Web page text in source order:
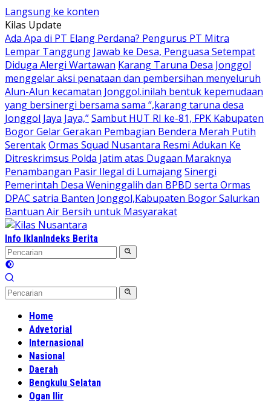
Langsung ke konten
Kilas Update
Ada Apa di PT Elang Perdana? Pengurus PT Mitra
Lempar Tanggung Jawab ke Desa, Penguasa Setempat
Diduga Alergi Wartawan Karang Taruna Desa Jonggol
menggelar aksi penataan dan pembersihan menyeluruh
Alun-Alun kecamatan Jonggol.inilah bentuk kepemudaan
yang bersinergi bersama sama “,karang taruna desa
Jonggol Jaya Jaya,”Sambut HUT RI ke-81, FPK Kabupaten
Bogor Gelar Gerakan Pembagian Bendera Merah Putih
SerentakOrmas Squad Nusantara Resmi Adukan Ke
Ditreskrimsus Polda Jatim atas Dugaan Maraknya
Penambangan Pasir Ilegal di LumajangSinergi
Pemerintah Desa Weninggalih dan BPBD serta Ormas
DPAC satria Banten Jonggol,Kabupaten Bogor Salurkan
Bantuan Air Bersih untuk Masyarakat
Info IklanIndeks Berita
Home
Advetorial
Internasional
Nasional
Daerah
Bengkulu Selatan
Ogan Ilir